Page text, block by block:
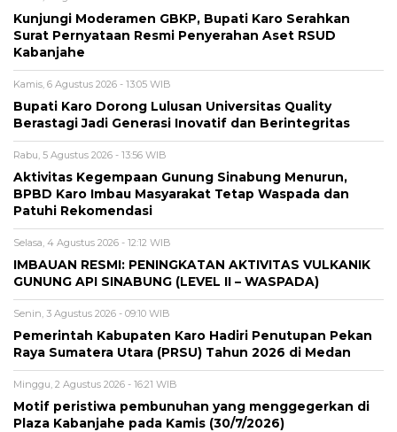
Kunjungi Moderamen GBKP, Bupati Karo Serahkan
Surat Pernyataan Resmi Penyerahan Aset RSUD
Kabanjahe
Kamis, 6 Agustus 2026 - 13:05 WIB
Bupati Karo Dorong Lulusan Universitas Quality
Berastagi Jadi Generasi Inovatif dan Berintegritas
Rabu, 5 Agustus 2026 - 13:56 WIB
Aktivitas Kegempaan Gunung Sinabung Menurun,
BPBD Karo Imbau Masyarakat Tetap Waspada dan
Patuhi Rekomendasi
Selasa, 4 Agustus 2026 - 12:12 WIB
IMBAUAN RESMI: PENINGKATAN AKTIVITAS VULKANIK
GUNUNG API SINABUNG (LEVEL II – WASPADA)
Senin, 3 Agustus 2026 - 09:10 WIB
Pemerintah Kabupaten Karo Hadiri Penutupan Pekan
Raya Sumatera Utara (PRSU) Tahun 2026 di Medan
Minggu, 2 Agustus 2026 - 16:21 WIB
Motif peristiwa pembunuhan yang menggegerkan di
Plaza Kabanjahe pada Kamis (30/7/2026)